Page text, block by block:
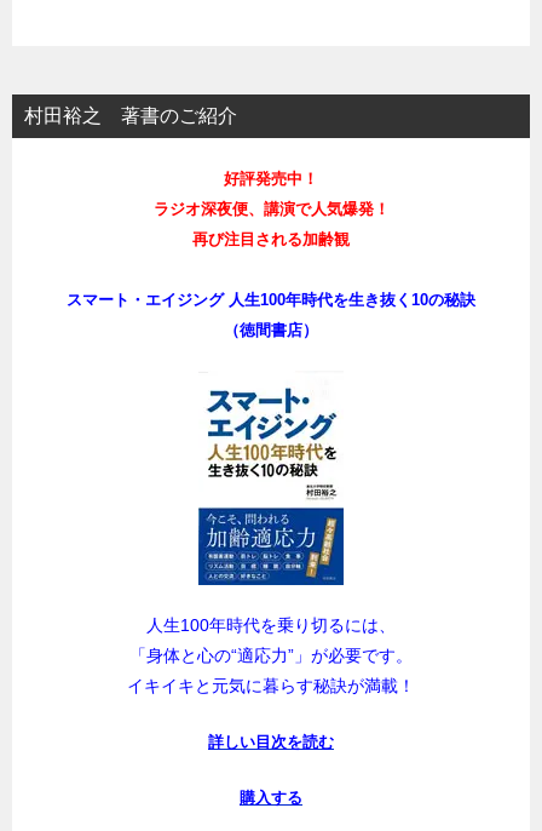
村田裕之 著書のご紹介
好評発売中！
ラジオ深夜便、講演で人気爆発！
再び注目される加齢観
スマート・エイジング 人生100年時代を生き抜く10の秘訣
（徳間書店）
人生100年時代を乗り切るには、
「身体と心の“適応力”」が必要です。
イキイキと元気に暮らす秘訣が満載！
詳しい目次を読む
購入する